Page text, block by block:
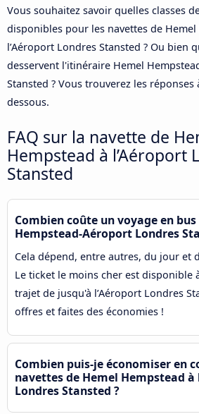
Vous souhaitez savoir quelles classes
disponibles pour les navettes de Hemel
l’Aéroport Londres Stansted ? Ou bien
desservent l'itinéraire Hemel
Stansted ? Vous trouverez les réponses
dessous.
FAQ sur la navette de
Hempstead à l’Aéroport
Stansted
Combien coûte un voyage en
Hempstead-Aéroport Londres
Cela dépend, entre autres, du jour et
Le ticket le moins cher est disponible
trajet de jusqu'à l’Aéroport Londres
offres et faites des économies !
Combien puis-je économiser en
navettes de Hemel Hempstead à
Londres Stansted ?